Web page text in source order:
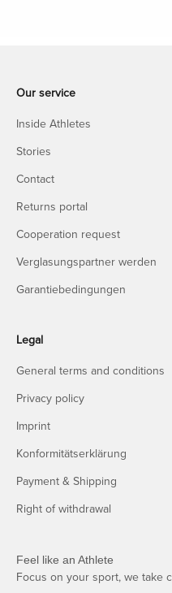
Our service
Inside Athletes
Stories
Contact
Returns portal
Cooperation request
Verglasungspartner werden
Garantiebedingungen
Legal
General terms and conditions
Privacy policy
Imprint
Konformitätserklärung
Payment & Shipping
Right of withdrawal
Feel like an Athlete
Focus on your sport, we take